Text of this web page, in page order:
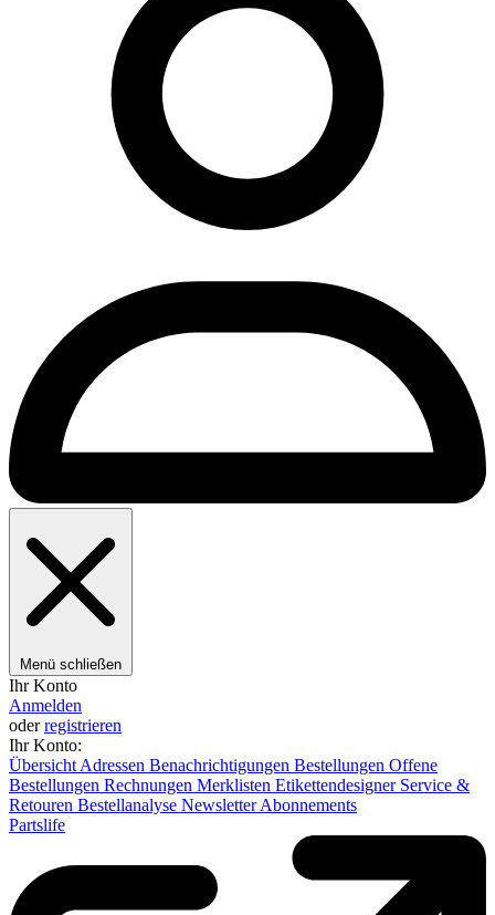
Menü schließen
Ihr Konto
Anmelden
oderregistrieren
Ihr Konto:
Übersicht Adressen Benachrichtigungen Bestellungen Offene
Bestellungen Rechnungen Merklisten Etikettendesigner Service &
Retouren Bestellanalyse NewsletterAbonnements
Partslife